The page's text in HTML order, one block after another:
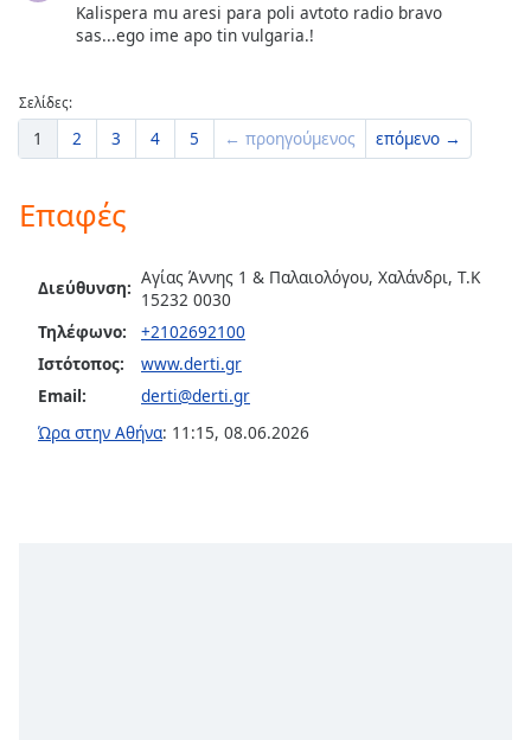
Kalispera mu aresi para poli avtoto radio bravo
sas...ego ime apo tin vulgaria.!
Σελίδες:
1 2 3 4 5 ← προηγούμενος επόμενο →
Επαφές
Διεύθυνση: Αγίας Άννης 1 & Παλαιολόγου, Χαλάνδρι, T.K
15232 0030
Τηλέφωνο:
+2102692100
Ιστότοπος:
www.derti.gr
Email:
derti@derti.gr
Ώρα στην Αθήνα: 11:15, 08.06.2026